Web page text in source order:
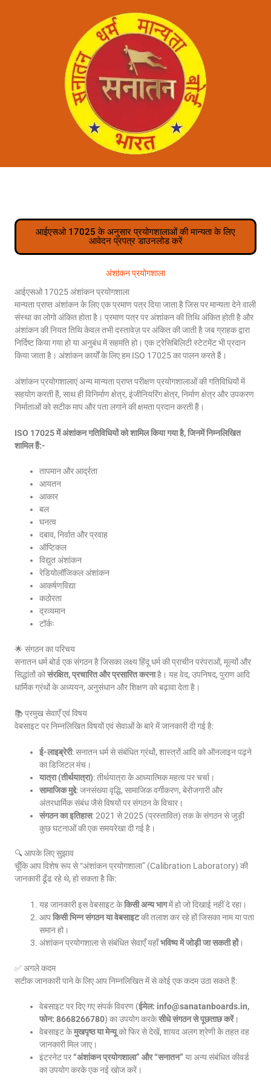
आईएसओ 17025 के अनुसार प्रयोगशालाओं की मान्यता के लिए
आवेदन प्रपत्र डाउनलोड करें
अंशांकन प्रयोगशाला
आईएसओ 17025 अंशांकन प्रयोगशाला
मान्यता प्राप्त अंशांकन के लिए एक प्रमाण पत्र दिया जाता है जिस पर मान्यता देने वाली
संस्था का लोगो अंकित होता है। प्रमाण पत्र पर अंशांकन की तिथि अंकित होती है और
अंशांकन की नियत तिथि केवल तभी दस्तावेज़ पर अंकित की जाती है जब ग्राहक द्वारा
निर्दिष्ट किया गया हो या अनुबंध में सहमति हो। एक ट्रेसिबिलिटी स्टेटमेंट भी प्रदान
किया जाता है। अंशांकन कार्यों के लिए हम ISO 17025 का पालन करते हैं।
अंशांकन प्रयोगशालाएं अन्य मान्यता प्राप्त परीक्षण प्रयोगशालाओं की गतिविधियों में
सहयोग करती हैं, साथ ही विनिर्माण क्षेत्र, इंजीनियरिंग क्षेत्र, निर्माण क्षेत्र और उपकरण
निर्माताओं को सटीक माप और पता लगाने की क्षमता प्रदान करती हैं।
ISO 17025 में अंशांकन गतिविधियों को शामिल किया गया है, जिनमें निम्नलिखित
शामिल हैं:-
तापमान और आर्द्रता
आयतन
आकार
बल
घनत्व
दबाव, निर्वात और प्रवाह
ऑप्टिकल
विद्युत अंशांकन
रेडियोलॉजिकल अंशांकन
आकर्षणविद्या
कठोरता
द्रव्यमान
टॉर्कः
🌟 संगठन का परिचय
सनातन धर्म बोर्ड एक संगठन है जिसका लक्ष्य हिंदू धर्म की प्राचीन परंपराओं, मूल्यों और
सिद्धांतों कोसंरक्षित, प्रचारित और प्रसारित करनाहै। यह वेद, उपनिषद, पुराण आदि
धार्मिक ग्रंथों के अध्ययन, अनुसंधान और शिक्षण को बढ़ावा देता है।
📚 प्रमुख सेवाएँ एवं विषय
वेबसाइट पर निम्नलिखित विषयों एवं सेवाओं के बारे में जानकारी दी गई है:
ई-लाइब्रेरी: सनातन धर्म से संबंधित ग्रंथों, शास्त्रों आदि को ऑनलाइन पढ़ने
का डिजिटल मंच।
यात्रा (तीर्थयात्रा): तीर्थयात्रा के आध्यात्मिक महत्व पर चर्चा।
सामाजिक मुद्दे: जनसंख्या वृद्धि, सामाजिक वर्गीकरण, बेरोजगारी और
अंतरधार्मिक संबंध जैसे विषयों पर संगठन के विचार।
संगठन का इतिहास: 2021 से 2025 (प्रस्तावित) तक के संगठन से जुड़ी
कुछ घटनाओं की एक समयरेखा दी गई है।
🔍 आपके लिए सुझाव
चूँकि आप विशेष रूप से “अंशांकन प्रयोगशाला” (Calibration Laboratory) की
जानकारी ढूँढ रहे थे, हो सकता है कि:
यह जानकारी इस वेबसाइट केकिसी अन्य भागमें हो जो दिखाई नहीं दे रहा।
आपकिसी भिन्न संगठन या वेबसाइटकी तलाश कर रहे हों जिसका नाम या पता
समान हो।
अंशांकन प्रयोगशाला से संबंधित सेवाएँ यहाँभविष्य में जोड़ी जा सकती हों।
✅ अगले कदम
सटीक जानकारी पाने के लिए आप निम्नलिखित में से कोई एक कदम उठा सकते हैं:
वेबसाइट पर दिए गए संपर्क विवरण (ईमेल: info@sanatanboards.in,
फोन: 8668266780) का उपयोग करकेसीधे संगठन से पूछताछ करें।
वेबसाइट केमुखपृष्ठ या मेन्यूको फिर से देखें, शायद अलग श्रेणी के तहत वह
जानकारी मिल जाए।
इंटरनेट पर“अंशांकन प्रयोगशाला” और “सनातन” या अन्य संबंधित कीवर्ड
का उपयोग करके एक नई खोज करें।